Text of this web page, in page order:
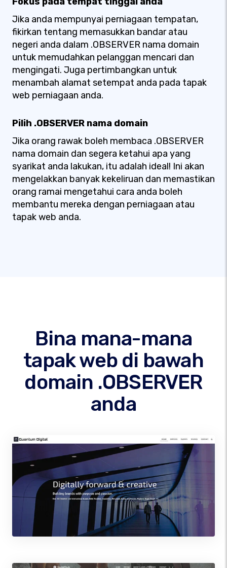
Jika anda mempunyai perniagaan tempatan,
fikirkan tentang memasukkan bandar atau
negeri anda dalam .OBSERVER nama domain
untuk memudahkan pelanggan mencari dan
mengingati. Juga pertimbangkan untuk
menambah alamat setempat anda pada tapak
web perniagaan anda.
Pilih .OBSERVER nama domain
Jika orang rawak boleh membaca .OBSERVER
nama domain dan segera ketahui apa yang
syarikat anda lakukan, itu adalah ideal! Ini akan
mengelakkan banyak kekeliruan dan memastikan
orang ramai mengetahui cara anda boleh
membantu mereka dengan perniagaan atau
tapak web anda.
Bina mana-mana
tapak web di bawah
domain .OBSERVER
anda